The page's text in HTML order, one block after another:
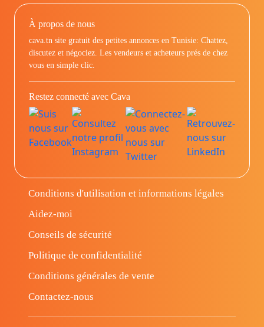
À propos de nous
cava.tn site gratuit des petites annonces en Tunisie: Chattez,
discutez et négociez. Les vendeurs et acheteurs prés de chez
vous en simple clic.
Restez connecté avec Cava
Conditions d'utilisation et informations légales
Aidez-moi
Conseils de sécurité
Politique de confidentialité
Conditions générales de vente
Contactez-nous